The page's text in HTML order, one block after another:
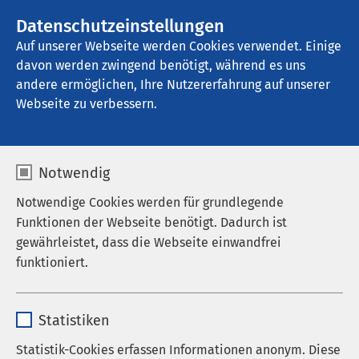
Datenschutzeinstellungen
Auf unserer Webseite werden Cookies verwendet. Einige
davon werden zwingend benötigt, während es uns
andere ermöglichen, Ihre Nutzererfahrung auf unserer
Webseite zu verbessern.
Notwendig
Notwendige Cookies werden für grundlegende
Funktionen der Webseite benötigt. Dadurch ist
gewährleistet, dass die Webseite einwandfrei
funktioniert.
Anbieter sgalinski
Statistiken
Statistik-Cookies erfassen Informationen anonym. Diese
AMEOS Klinikum Aschersleben
Mutter-Kind-Zentrum
Im Mutter-Kind-Zentrum am AMEOS Klinikum
Aschersleben werden Frauen, Schwangere sowie
auf das Beste versorgt. Die vernetzte
Zusammenarbeit der
Jugendmedizin garantiert eine bedarfsgerechte